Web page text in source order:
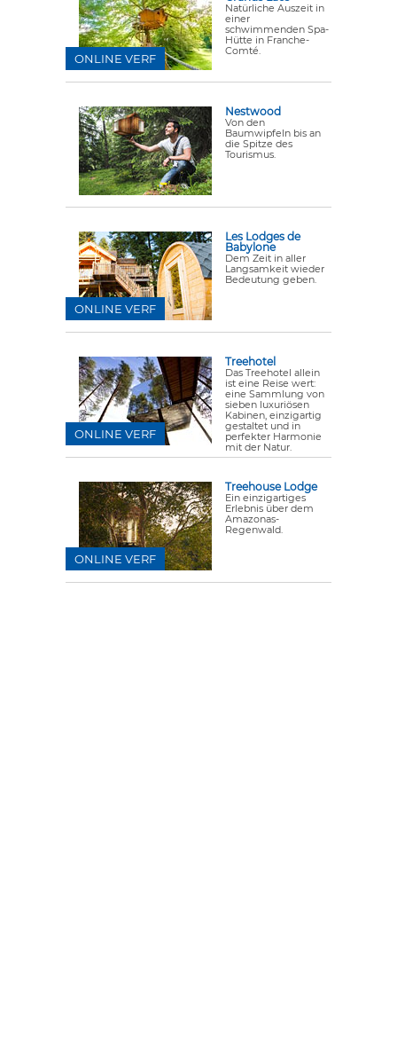
Natürliche Auszeit in
einer
schwimmenden Spa-
Hütte in Franche-
Comté.
ONLINE VERF
Nestwood
Von den
Baumwipfeln bis an
die Spitze des
Tourismus.
Les Lodges de
Babylone
Dem Zeit in aller
Langsamkeit wieder
Bedeutung geben.
ONLINE VERF
Treehotel
Das Treehotel allein
ist eine Reise wert:
eine Sammlung von
sieben luxuriösen
Kabinen, einzigartig
gestaltet und in
perfekter Harmonie
mit der Natur.
ONLINE VERF
Treehouse Lodge
Ein einzigartiges
Erlebnis über dem
Amazonas-
Regenwald.
ONLINE VERF